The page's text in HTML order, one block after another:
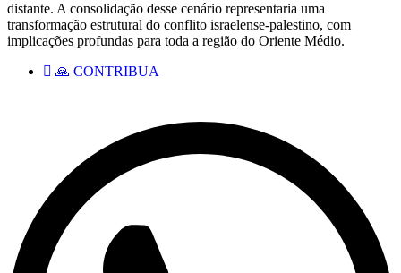
distante. A consolidação desse cenário representaria uma
transformação estrutural do conflito israelense-palestino, com
implicações profundas para toda a região do Oriente Médio.
🙏 CONTRIBUA